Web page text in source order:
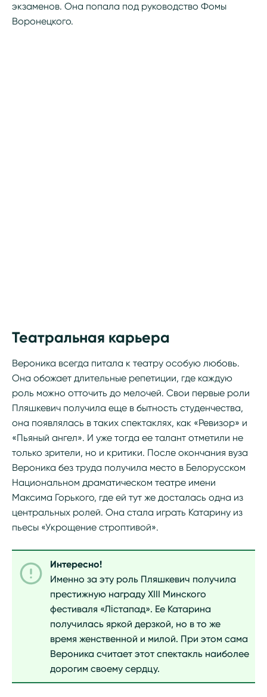
экзаменов. Она попала под руководство Фомы
Воронецкого.
Театральная карьера
Вероника всегда питала к театру особую любовь.
Она обожает длительные репетиции, где каждую
роль можно отточить до мелочей. Свои первые роли
Пляшкевич получила еще в бытность студенчества,
она появлялась в таких спектаклях, как «Ревизор» и
«Пьяный ангел». И уже тогда ее талант отметили не
только зрители, но и критики. После окончания вуза
Вероника без труда получила место в Белорусском
Национальном драматическом театре имени
Максима Горького, где ей тут же досталась одна из
центральных ролей. Она стала играть Катарину из
пьесы «Укрощение строптивой».
Интересно!
Именно за эту роль Пляшкевич получила
престижную награду XIII Минского
фестиваля «Лістапад». Ее Катарина
получилась яркой дерзкой, но в то же
время женственной и милой. При этом сама
Вероника считает этот спектакль наиболее
дорогим своему сердцу.